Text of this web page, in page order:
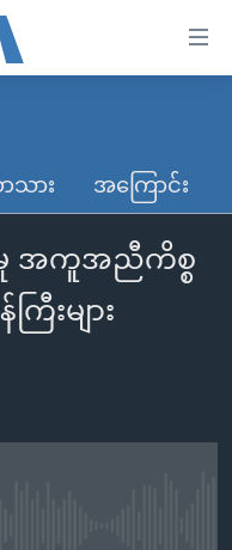
သား အကြောင်း
ာမှု အကူအညီကိစ္စ
ြီးများ